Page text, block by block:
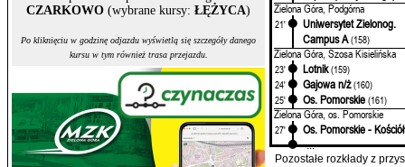
CZARKOWO (wybrane kursy: ŁĘŻYCA)
Po kliknięciu w godzinę odjazdu wyświetlą się szczegóły danego
kursu w tym również trasa przejazdu.
Zielona Góra, Podgórna
21'
Uniwersytet Zielonog.
Campus A (158)
Zielona Góra, Szosa Kisielińska
23' Lotnik (159)
24'
Gajowa n/ż (160)
25'
Os. Pomorskie (161)
Zielona Góra, os. Pomorskie
27' Os. Pomorskie - Kościół
...
Pozostałe rozkłady z